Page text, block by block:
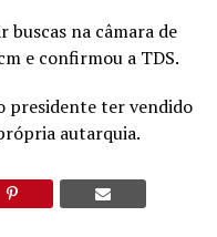
buscas na câmara de
e confirmou a TDS.
presidente ter vendido
autarquia.